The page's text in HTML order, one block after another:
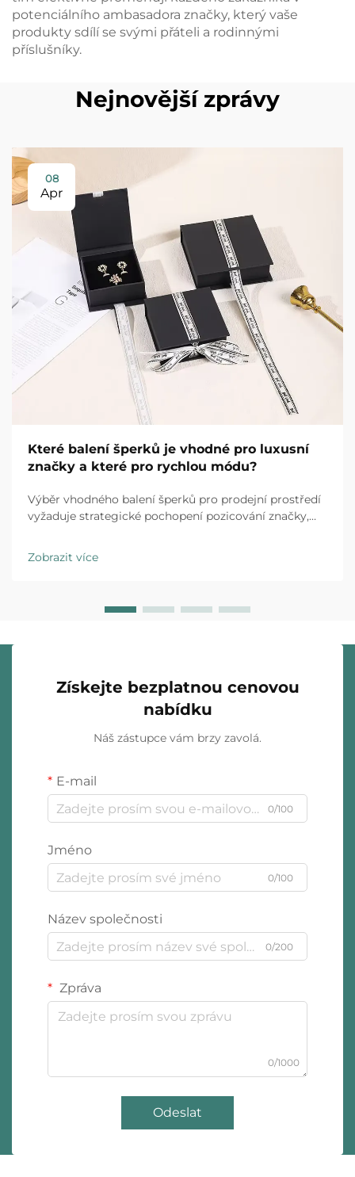
potenciálního ambasadora značky, který vaše
produkty sdílí se svými přáteli a rodinnými
příslušníky.
Nejnovější zprávy
08
Apr
Které balení šperků je vhodné pro luxusní
značky a které pro rychlou módu?
Výběr vhodného balení šperků pro prodejní prostředí
vyžaduje strategické pochopení pozicování značky,
značky i obchodní řetězce specializující se na rychlou
módu působí v zásadně odlišných...
Zobrazit více
Získejte bezplatnou cenovou
nabídku
Náš zástupce vám brzy zavolá.
E-mail
0/100
Jméno
0/100
Název společnosti
0/200
Zpráva
0/1000
Odeslat